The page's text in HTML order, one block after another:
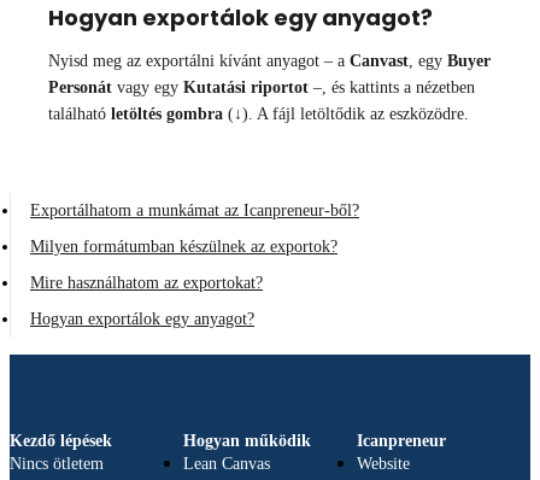
Hogyan exportálok egy anyagot?
Nyisd meg az exportálni kívánt anyagot – a Canvast , egy Buyer
Personát vagy egy Kutatási riportot –, és kattints a nézetben
található letöltés gombra (↓). A fájl letöltődik az eszközödre.
Exportálhatom a munkámat az Icanpreneur-ből?
Milyen formátumban készülnek az exportok?
Mire használhatom az exportokat?
Hogyan exportálok egy anyagot?
Kezdő lépések
Nincs ötletem
Hogyan működik
Lean Canvas
Icanpreneur
Website